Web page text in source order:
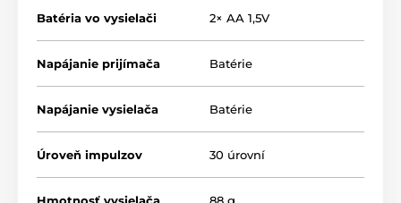
Batéria vo vysielači 2× AA 1,5V
Napájanie prijímača Batérie
Napájanie vysielača Batérie
Úroveň impulzov 30 úrovní